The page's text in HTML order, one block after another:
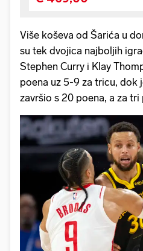
Više koševa od Šarića u
su tek dvojica najboljih
Stephen Curry i Klay
poena uz 5-9 za tricu, dok
završio s 20 poena, a za tri